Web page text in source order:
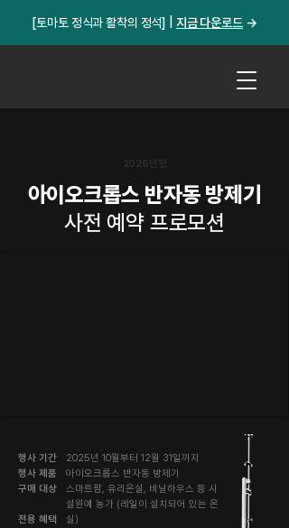
[토마토 정식과 활착의 정석] | 지금 다운로드​→
2026년형
아이오크롭스 반자동 방제기
사전 예약 프로모션
행사 기간
행사 제품
구매 대상
전용 혜택
2025년 10월부터 12월 31일까지
아이오크롭스 반자동 방제기
스마트팜, 유리온실, 비닐하우스 등 시
설원예 농가 (레일이 설치되어 있는 온
실)